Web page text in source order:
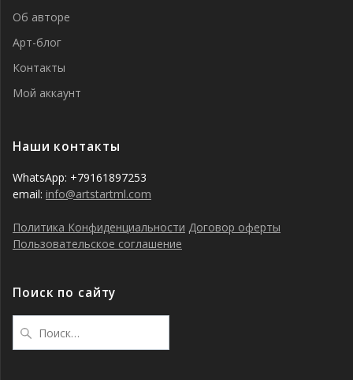
Об авторе
Арт-блог
Контакты
Мой аккаунт
Наши контакты
WhatsApp: +79161897253
email: info@artstartml.com
Политика Конфиденциальности Договор оферты
Пользовательское соглашение
Поиск по сайту